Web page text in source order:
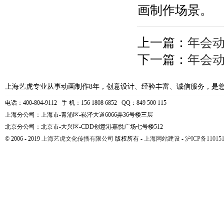
画制作场景。
上一篇： 年会
下一篇： 年会
上海艺虎专业从事动画制作8年，创意设计、经验丰富、诚信服务，是
电话：400-804-9112 手 机：156 1808 6852 QQ：849 500 115
上海分公司：上海市-青浦区-崧泽大道6066弄36号楼三层
北京分公司：北京市-大兴区-CDD创意港嘉悦广场七号楼512
© 2006 - 2019 上海艺虎文化传播有限公司 版权所有 - 上海网站建设 - 沪ICP备